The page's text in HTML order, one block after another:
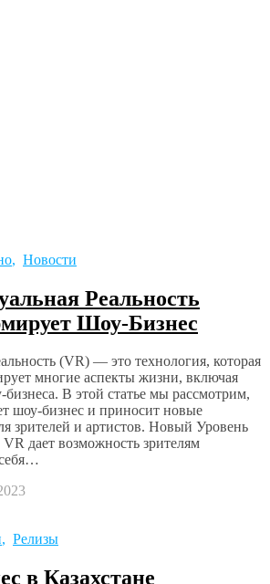
, Новости
Реальность
Шоу-Бизнес
(VR) — это технология, которая
многие аспекты жизни, включая
В этой статье мы рассмотрим,
шоу-бизнес и приносит новые
зрителей и артистов. Новый Уровень
дает возможность зрителям
, Релизы
в Казахстане